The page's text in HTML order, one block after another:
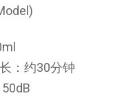
：约30分钟